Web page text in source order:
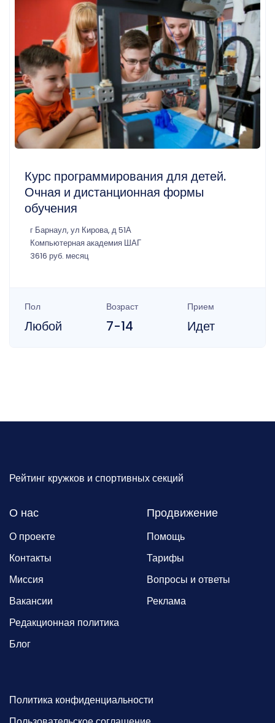
Курс программирования для детей.
Очная и дистанционная формы
обучения
г Барнаул, ул Кирова, д 51А
Компьютерная академия ШАГ
3616 руб. месяц
Пол
Любой
Возраст
7-14
Прием
Идет
Рейтинг кружков и спортивных секций
О нас
О проекте
Контакты
Миссия
Вакансии
Редакционная политика
Блог
Продвижение
Помощь
Тарифы
Вопросы и ответы
Реклама
Политика конфиденциальности